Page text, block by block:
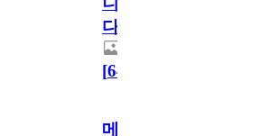
다.
[64
메